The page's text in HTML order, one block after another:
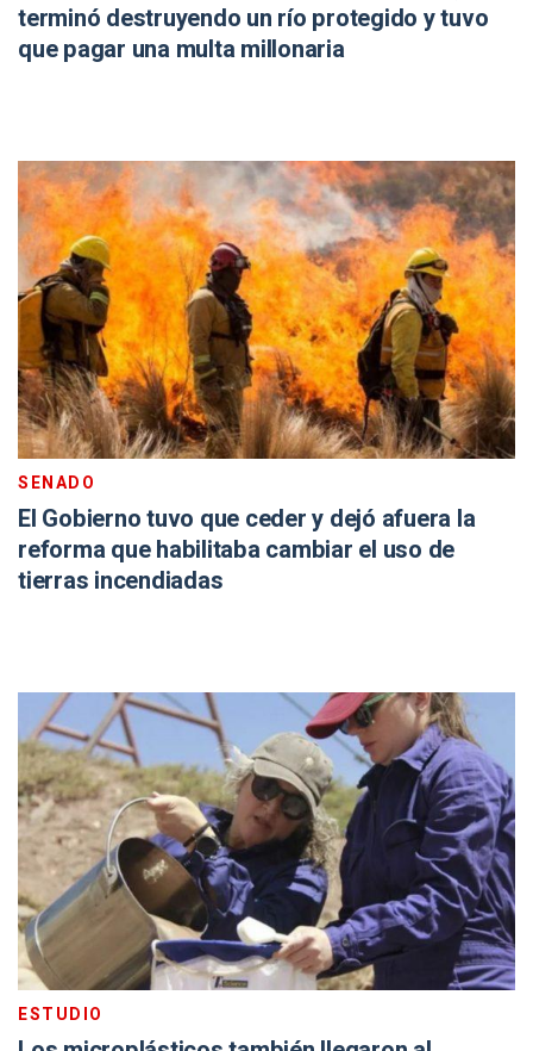
terminó destruyendo un río protegido y tuvo
que pagar una multa millonaria
SENADO
El Gobierno tuvo que ceder y dejó afuera la
reforma que habilitaba cambiar el uso de
tierras incendiadas
ESTUDIO